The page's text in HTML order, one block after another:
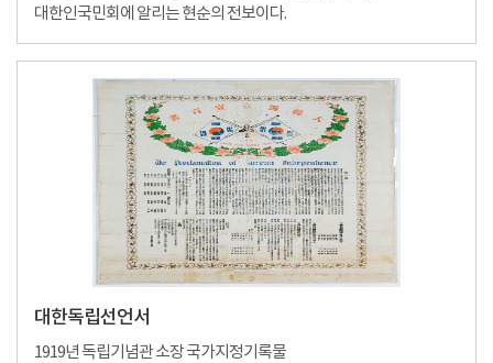
대한인국민회에 알리는 현순의 전보이다.
대한독립선언서
1919년 독립기념관 소장 국가지정기록물